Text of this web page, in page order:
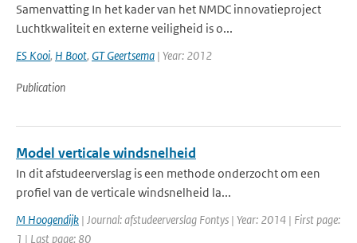
Samenvatting In het kader van het NMDC innovatieproject
Luchtkwaliteit en externe veiligheid is o...
ES Kooi, H Boot, GT Geertsema | Year: 2012
Publication
Model verticale windsnelheid
In dit afstudeerverslag is een methode onderzocht om een
profiel van de verticale windsnelheid la...
M Hoogendijk | Journal: afstudeerverslag Fontys | Year: 2014 | First page:
1 | Last page: 80